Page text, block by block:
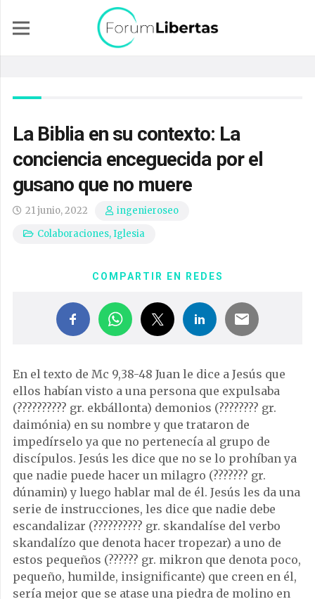
La Biblia en su contexto: La
conciencia enceguecida por el
gusano que no muere
21 junio, 2022
ingenieroseo
Colaboraciones,Iglesia
COMPARTIR EN REDES
En el texto de Mc 9,38-48 Juan le dice a Jesús que
ellos habían visto a una persona que expulsaba
(?????????? gr. ekbállonta) demonios (???????? gr.
daimónia) en su nombre y que trataron de
impedírselo ya que no pertenecía al grupo de
discípulos. Jesús les dice que no se lo prohíban ya
que nadie puede hacer un milagro (??????? gr.
dúnamin) y luego hablar mal de él. Jesús les da una
serie de instrucciones, les dice que nadie debe
escandalizar (?????????? gr. skandalíse del verbo
skandalízo que denota hacer tropezar) a uno de
estos pequeños (?????? gr. mikron que denota poco,
pequeño, humilde, insignificante) que creen en él,
sería mejor que se atase una piedra de molino en